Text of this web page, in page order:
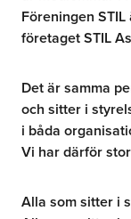
Föreningen STIL
företaget STIL
Det är samma
och sitter i
i båda
Vi har därför
Alla som sitter i